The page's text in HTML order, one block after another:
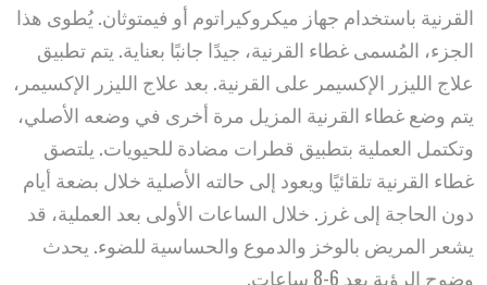
القرنية باستخدام جهاز ميكروكيراتوم أو فيمتوثان. يُطوى هذا
الجزء، المُسمى غطاء القرنية، جيدًا جانبًا بعناية. يتم تطبيق
علاج الليزر الإكسيمر على القرنية. بعد علاج الليزر الإكسيمر،
يتم وضع غطاء القرنية المزيل مرة أخرى في وضعه الأصلي،
وتكتمل العملية بتطبيق قطرات مضادة للحيويات. يلتصق
غطاء القرنية تلقائيًا ويعود إلى حالته الأصلية خلال بضعة أيام
دون الحاجة إلى غرز. خلال الساعات الأولى بعد العملية، قد
يشعر المريض بالوخز والدموع والحساسية للضوء. يحدث
وضوح الرؤية بعد 6-8 ساعات.